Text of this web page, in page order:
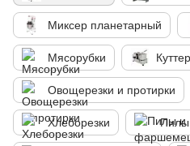
Миксер планетарный
Мясорубки
Овощерезки и протирки
Хлеборезки